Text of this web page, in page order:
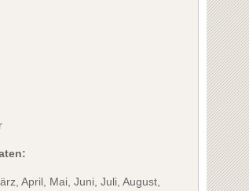
April, Mai, Juni, Juli, August,